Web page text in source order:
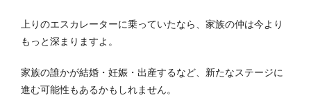
上りのエスカレーターに乗っていたなら、家族の仲は今より
もっと深まりますよ。
家族の誰かが結婚・妊娠・出産するなど、新たなステージに
進む可能性もあるかもしれません。